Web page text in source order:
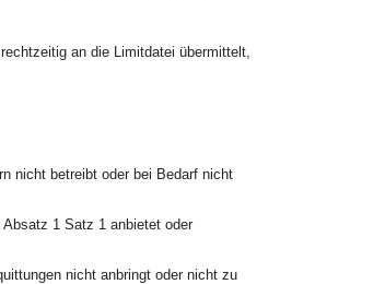
an die Limitdatei übermittelt,
nicht betreibt oder bei Bedarf nicht
1 Satz 1 anbietet oder
nicht anbringt oder nicht zu